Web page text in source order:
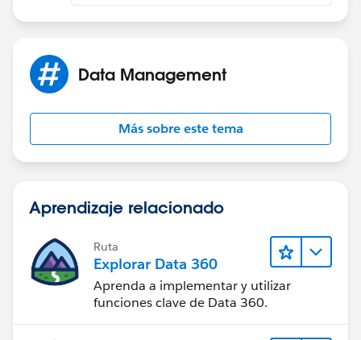
Data Management
Más sobre este tema
Aprendizaje relacionado
Ruta
Explorar Data 360
Aprenda a implementar y utilizar
funciones clave de Data 360.